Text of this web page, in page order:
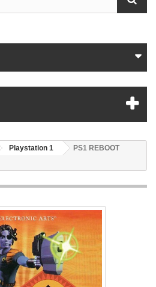
Playstation 1
PS1 REBOOT